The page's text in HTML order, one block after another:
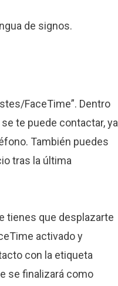
de signos.
FaceTime”. Dentro
te puede contactar, ya
También puedes
tras la última
tienes que desplazarte
activado y
con la etiqueta
se finalizará como